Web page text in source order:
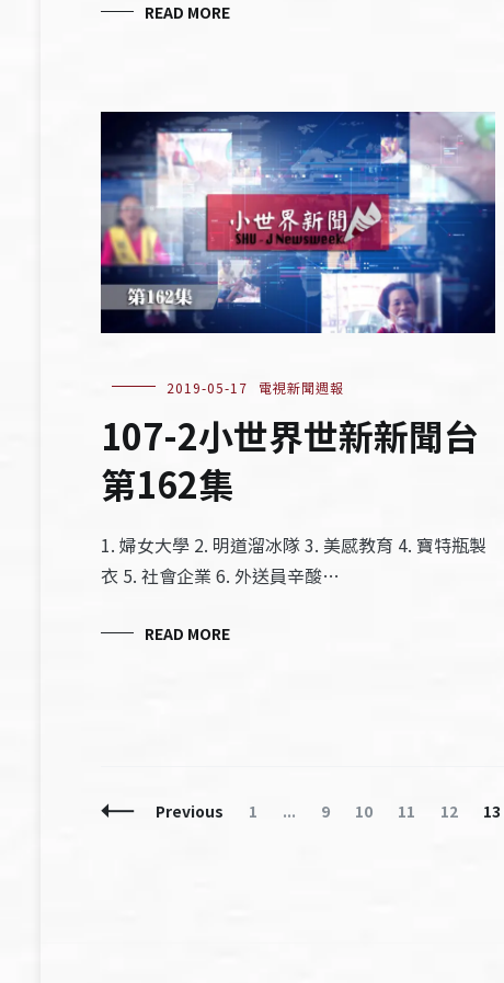
READ MORE
2019-05-17 電視新聞週報
107-2小世界世新新聞台
第162集
1. 婦女大學 2. 明道溜冰隊 3. 美感教育 4. 寶特瓶製
衣 5. 社會企業 6. 外送員辛酸…
READ MORE
Posts
Previous Page
1 ... Page
9 Page
10 Page
11 Page
12 13